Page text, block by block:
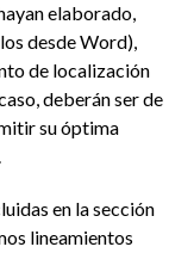
elaborado,
desde Word),
de localización
deberán ser de
su óptima
en la sección
lineamientos